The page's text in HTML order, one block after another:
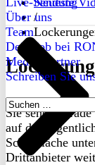
Über uns
Team
Dein Job bei
Medienpartner
Schreiben Sie
Suchen
nach:
/
Sie sehen
auf den
Schaltfläche
Drittanbieter